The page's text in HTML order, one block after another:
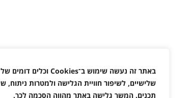
באתר זה נעשה שימוש ב־Cookies וכלים דומים
שלישיים, לשיפור חוויית הגלישה ולמטרות ניתוח,
תכנים. המשך גלישה באתר מהווה הסכמה לכך.